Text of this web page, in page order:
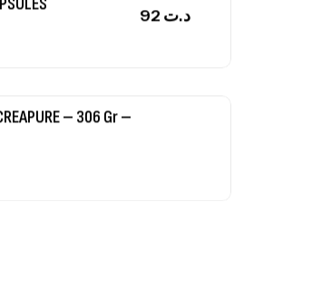
2,27kg – BIOTECHUSA